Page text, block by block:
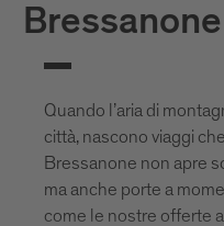
Bressanone
Quando l’aria di
città, nascono viaggi
Bressanone non apre
ma anche porte a
come le nostre offerte